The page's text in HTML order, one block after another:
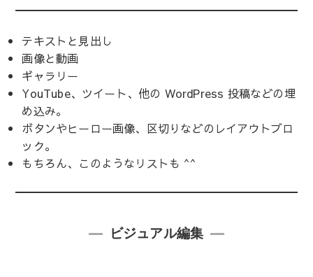
テキストと見出し
画像と動画
ギャラリー
YouTube、ツイート、他の WordPress 投稿などの埋
め込み。
ボタンやヒーロー画像、区切りなどのレイアウトブロ
ック。
もちろん、このようなリスト も ^^
ビジュアル編集